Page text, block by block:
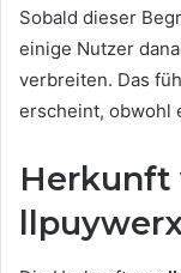
Sobald dieser
einige Nutzer
verbreiten. Das
erscheint, obwohl
Herkunft